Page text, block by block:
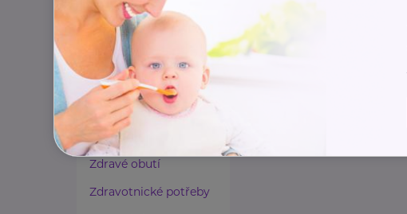
Harmonie duše a těla
Zaměstnávání osob ze
zdravotním
postižením
Lázeňství a wellness
Zdravé spaní a sezení
Zdravé obutí
Zdravotnické potřeby